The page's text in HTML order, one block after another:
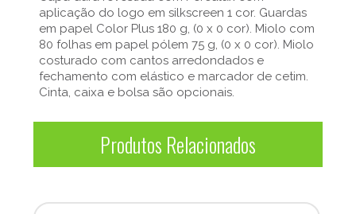
aplicação do logo em silkscreen 1 cor. Guardas
em papel Color Plus 180 g, (0 x 0 cor). Miolo com
80 folhas em papel pólem 75 g, (0 x 0 cor). Miolo
costurado com cantos arredondados e
fechamento com elástico e marcador de cetim.
Cinta, caixa e bolsa são opcionais.
Produtos Relacionados